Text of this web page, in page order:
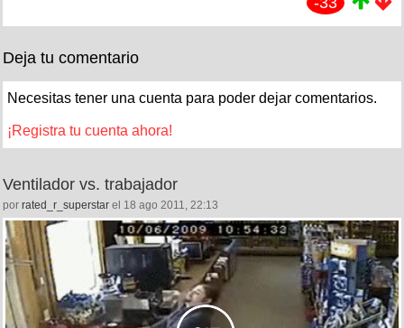
Deja tu comentario
Necesitas tener una cuenta para poder dejar comentarios.
¡Registra tu cuenta ahora!
Ventilador vs. trabajador
por rated_r_superstar el 18 ago 2011, 22:13